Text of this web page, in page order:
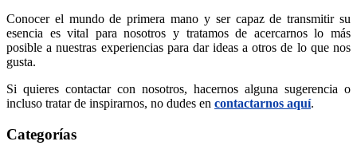
Conocer el mundo de primera mano y ser capaz de transmitir su
esencia es vital para nosotros y tratamos de acercarnos lo más
posible a nuestras experiencias para dar ideas a otros de lo que nos
gusta.
Si quieres contactar con nosotros, hacernos alguna sugerencia o
incluso tratar de inspirarnos, no dudes en contactarnos aquí.
Categorías